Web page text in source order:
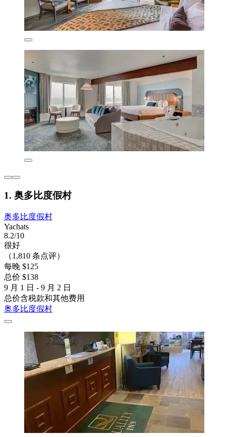
1. 奥多比度假村
奥多比度假村
Yachats
8.2/10
很好
（1,810 条点评）
每晚 $125
总价 $138
9 月 1 日 - 9 月 2 日
总价含税款和其他费用
奥多比度假村